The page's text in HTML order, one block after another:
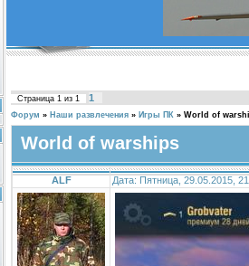
Страница 1 из 1 1
Форум » Наши развлечения » Игры ПК » World of
World of warships
ALF Дата: Пятница, 29.05.2015,